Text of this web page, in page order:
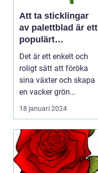
Att ta sticklingar
av palettblad är ett
populärt
hobbyprojekt för
många
trädgårdsentusiast
Det är ett enkelt och
roligt sätt att föröka
sina växter och skapa
en vacker grön
omgivning. I denna...
18 januari 2024